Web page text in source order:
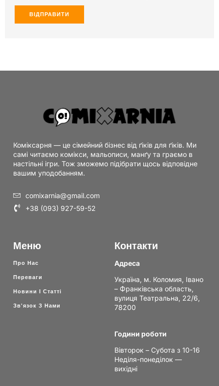
Коміксарня — це сімейний бізнес від ґіків для ґіків. Ми
самі читаємо комікси, мальописи, манґу та граємо в
настільні ігри. Тож зможемо підібрати щось відповідне
вашим уподобанням.
comixarnia@gmail.com
+38 (093) 927-59-52
Меню
Про Нас
Переваги
Новини І Статті
Зв'язок З Нами
Контакти
Адреса
Україна, м. Коломия, Івано
– Франківська область,
вулиця Театральна, 22/6,
78200
Години роботи
Вівторок – Субота з 10-16
Неділя-понеділок —
вихідні